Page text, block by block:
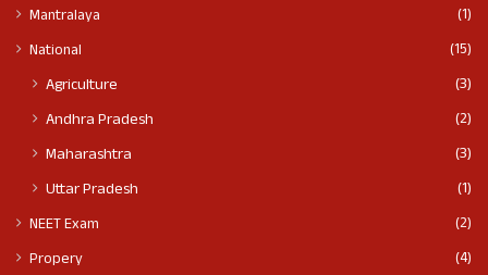
Mantralaya
(1)
National
(15)
Agriculture
(3)
Andhra Pradesh
(2)
Maharashtra
(3)
Uttar Pradesh
(1)
NEET Exam
(2)
Propery
(4)